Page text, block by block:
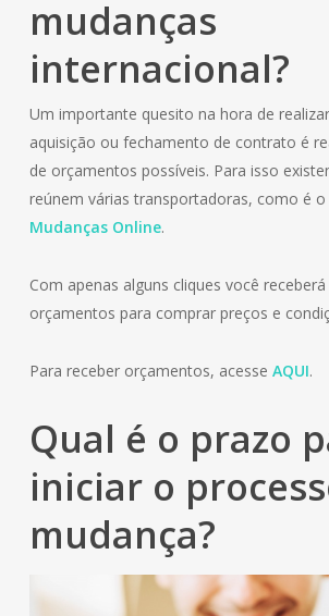
mudanças
internacional?
Um importante quesito na hora de
aquisição ou fechamento de contrato é
de orçamentos possíveis. Para isso
reúnem várias transportadoras, como é
Mudanças Online.
Com apenas alguns cliques você
orçamentos para comprar preços e
Para receber orçamentos, acesse AQUI.
Qual é o prazo
iniciar o
mudança?